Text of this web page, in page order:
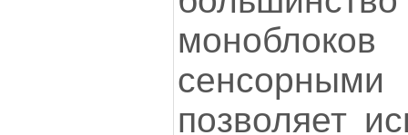
позволяет